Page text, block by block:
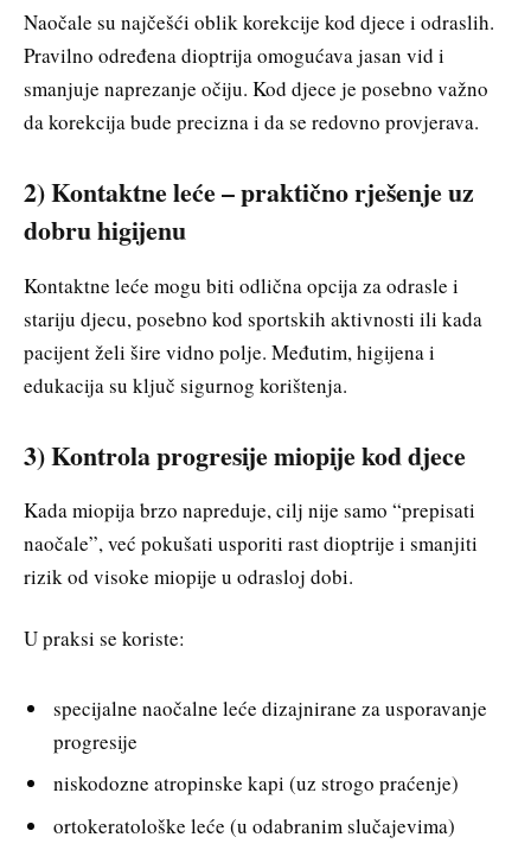
Naočale su najčešći oblik korekcije kod djece i odraslih.
Pravilno određena dioptrija omogućava jasan vid i
smanjuje naprezanje očiju. Kod djece je posebno važno
da korekcija bude precizna i da se redovno provjerava.
2) Kontaktne leće – praktično rješenje uz
dobru higijenu
Kontaktne leće mogu biti odlična opcija za odrasle i
stariju djecu, posebno kod sportskih aktivnosti ili kada
pacijent želi šire vidno polje. Međutim, higijena i
edukacija su ključ sigurnog korištenja.
3) Kontrola progresije miopije kod djece
Kada miopija brzo napreduje, cilj nije samo “prepisati
naočale”, već pokušati usporiti rast dioptrije i smanjiti
rizik od visoke miopije u odrasloj dobi.
U praksi se koriste:
specijalne naočalne leće dizajnirane za usporavanje
progresije
niskodozne atropinske kapi (uz strogo praćenje)
ortokeratološke leće (u odabranim slučajevima)